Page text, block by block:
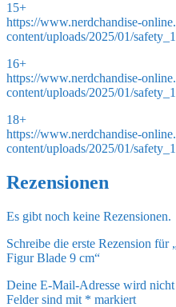
15+
https://www.nerdchandise-
content/uploads/2025/01/
16+
https://www.nerdchandise-
content/uploads/2025/01/
18+
https://www.nerdchandise-
content/uploads/2025/01/
Rezensionen
Es gibt noch keine Rezensionen.
Schreibe die erste Rezension
Figur Blade 9 cm“
Deine E-Mail-Adresse wird
Felder sind mit * markiert